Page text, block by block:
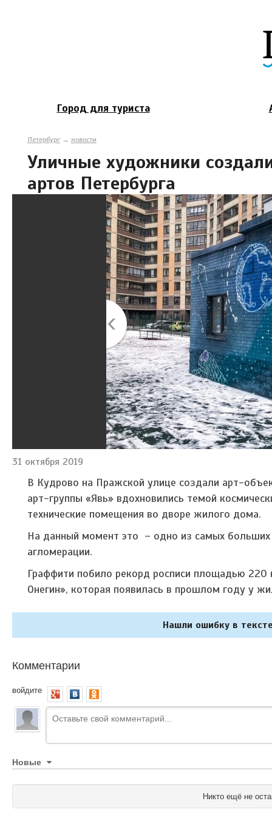
Город для туриста
Петербург→ новости
Уличные художники
артов Петербурга
31 октября 2019
В Кудрово на Пражской улице создали арт-
арт-группы «Явь» вдохновились темой
технические помещения во дворе жилого дома.
На данный момент это – одно из самых больших
агломерации.
Граффити побило рекорд росписи площадью
Онегин», которая появилась в прошлом году у
Нашли ошибку в
Комментарии
войдите
Новые
Никто ещё не